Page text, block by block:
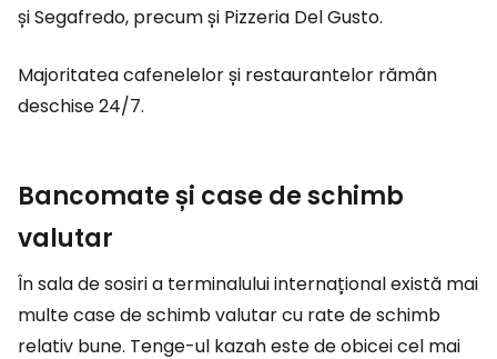
și Segafredo, precum și Pizzeria Del Gusto.
Majoritatea cafenelelor și restaurantelor rămân
deschise 24/7.
Bancomate și case de schimb
valutar
În sala de sosiri a terminalului internațional există mai
multe case de schimb valutar cu rate de schimb
relativ bune. Tenge-ul kazah este de obicei cel mai